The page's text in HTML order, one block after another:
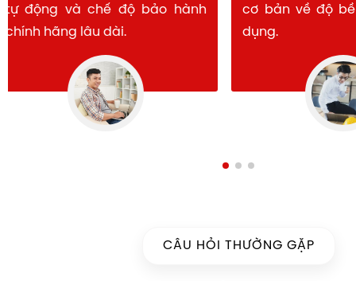
tự động và chế độ bảo hành
chính hãng lâu dài.
cơ bản về độ
dụng.
CÂU HỎI THƯỜNG GẶP